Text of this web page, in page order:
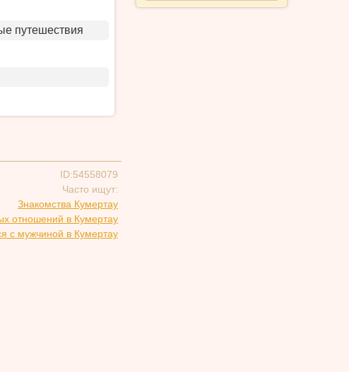
путешествия
ID:54558079
Часто ищут:
Знакомства Кумертау
отношений в Кумертау
с мужчиной в Кумертау